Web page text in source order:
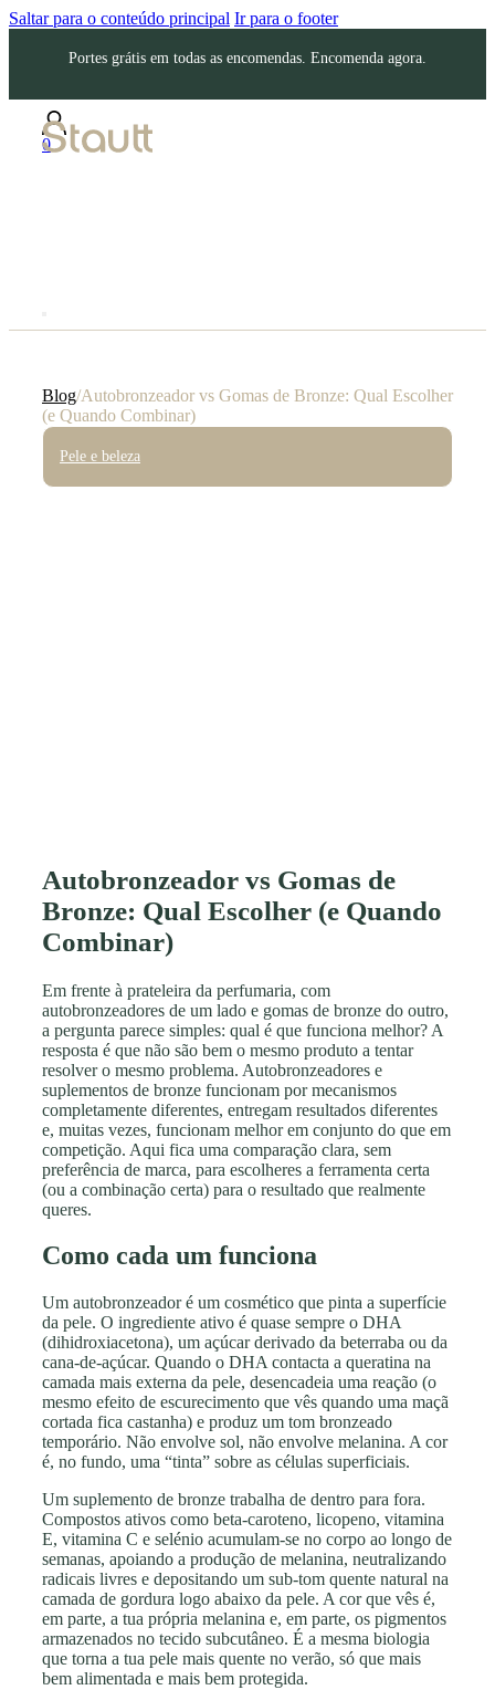
Saltar para o conteúdo principal Ir para o footer
Portes grátis em todas as encomendas. Encomenda agora.
0
Blog/Autobronzeador vs Gomas de Bronze: Qual Escolher
(e Quando Combinar)
Pele e beleza
Autobronzeador vs Gomas de
Bronze: Qual Escolher (e Quando
Combinar)
Em frente à prateleira da perfumaria, com
autobronzeadores de um lado e gomas de bronze do outro,
a pergunta parece simples: qual é que funciona melhor? A
resposta é que não são bem o mesmo produto a tentar
resolver o mesmo problema. Autobronzeadores e
suplementos de bronze funcionam por mecanismos
completamente diferentes, entregam resultados diferentes
e, muitas vezes, funcionam melhor em conjunto do que em
competição. Aqui fica uma comparação clara, sem
preferência de marca, para escolheres a ferramenta certa
(ou a combinação certa) para o resultado que realmente
queres.
Como cada um funciona
Um autobronzeador é um cosmético que pinta a superfície
da pele. O ingrediente ativo é quase sempre o DHA
(dihidroxiacetona), um açúcar derivado da beterraba ou da
cana-de-açúcar. Quando o DHA contacta a queratina na
camada mais externa da pele, desencadeia uma reação (o
mesmo efeito de escurecimento que vês quando uma maçã
cortada fica castanha) e produz um tom bronzeado
temporário. Não envolve sol, não envolve melanina. A cor
é, no fundo, uma “tinta” sobre as células superficiais.
Um suplemento de bronze trabalha de dentro para fora.
Compostos ativos como beta-caroteno, licopeno, vitamina
E, vitamina C e selénio acumulam-se no corpo ao longo de
semanas, apoiando a produção de melanina, neutralizando
radicais livres e depositando um sub-tom quente natural na
camada de gordura logo abaixo da pele. A cor que vês é,
em parte, a tua própria melanina e, em parte, os pigmentos
armazenados no tecido subcutâneo. É a mesma biologia
que torna a tua pele mais quente no verão, só que mais
bem alimentada e mais bem protegida.